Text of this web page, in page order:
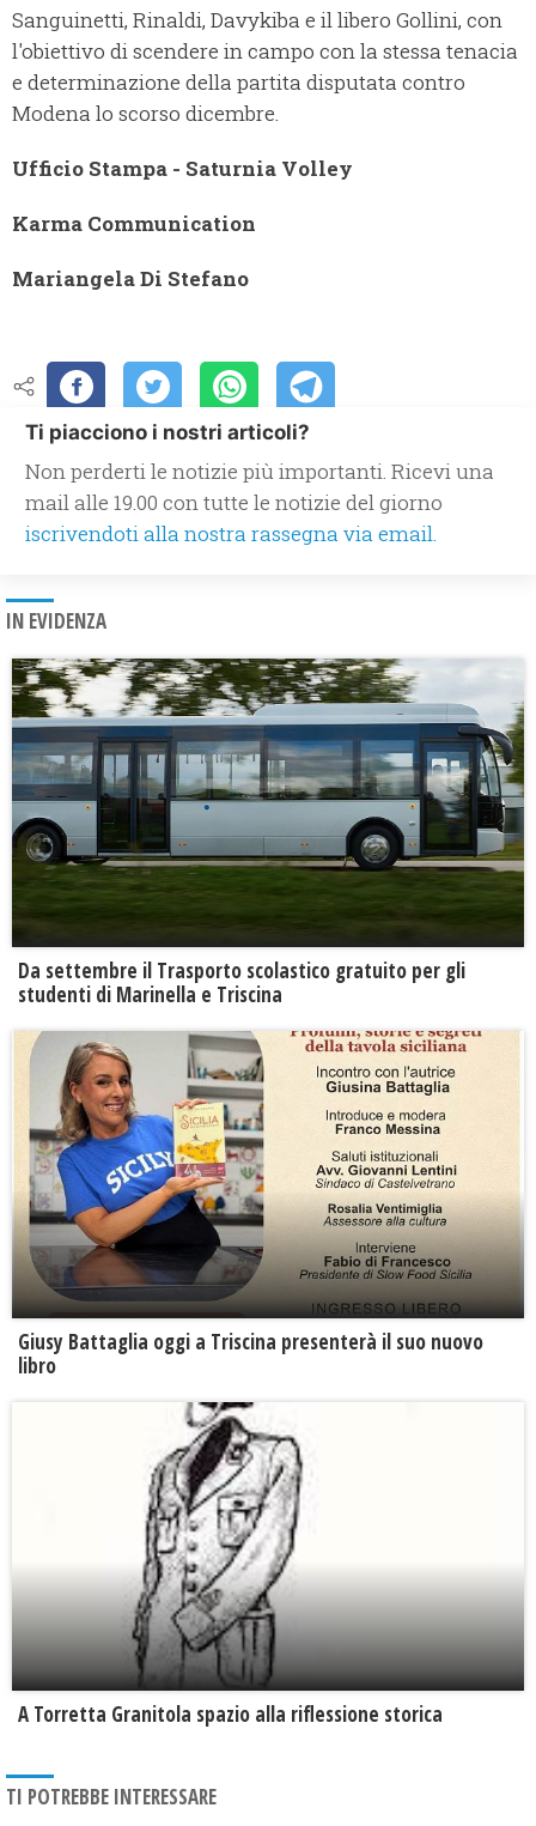
Sanguinetti, Rinaldi, Davykiba e il libero Gollini, con
l'obiettivo di scendere in campo con la stessa tenacia
e determinazione della partita disputata contro
Modena lo scorso dicembre.
Ufficio Stampa - Saturnia Volley
Karma Communication
Mariangela Di Stefano
Ti piacciono i nostri articoli?
Non perderti le notizie più importanti. Ricevi una
mail alle 19.00 con tutte le notizie del giorno
iscrivendoti alla nostra rassegna via email.
IN EVIDENZA
Da settembre il Trasporto scolastico gratuito per gli
studenti di Marinella e Triscina
Giusy Battaglia oggi a Triscina presenterà il suo nuovo
libro
​A Torretta Granitola spazio alla riflessione storica
TI POTREBBE INTERESSARE